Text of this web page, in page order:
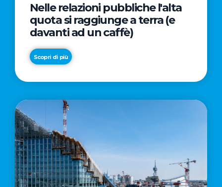
Nelle relazioni pubbliche l'alta
quota si raggiunge a terra (e
davanti ad un caffè)
Scopri di più